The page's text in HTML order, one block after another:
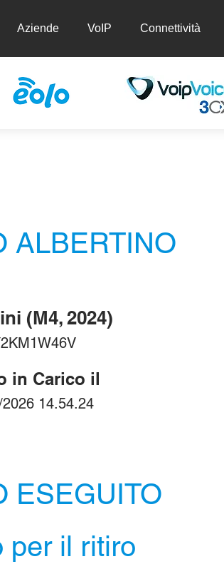
Aziende Connettività
Aziende VoIP Connettività
ALBERTINO
in Carico il
14.54.24
(M4, 2024)
ESEGUITO
per il ritiro